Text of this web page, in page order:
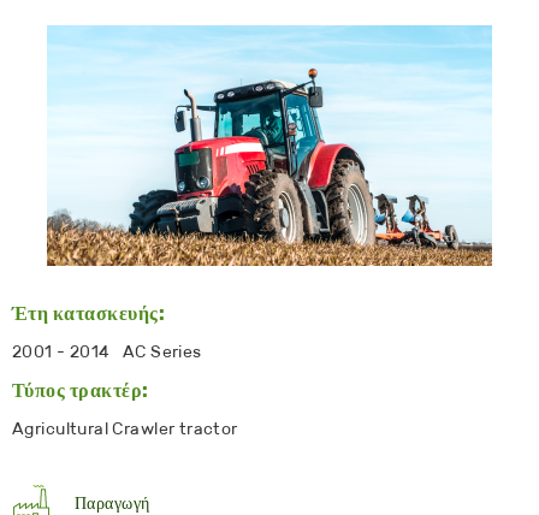
Έτη κατασκευής:
2001 - 2014 AC Series
Τύπος τρακτέρ:
Agricultural Crawler tractor
Παραγωγή